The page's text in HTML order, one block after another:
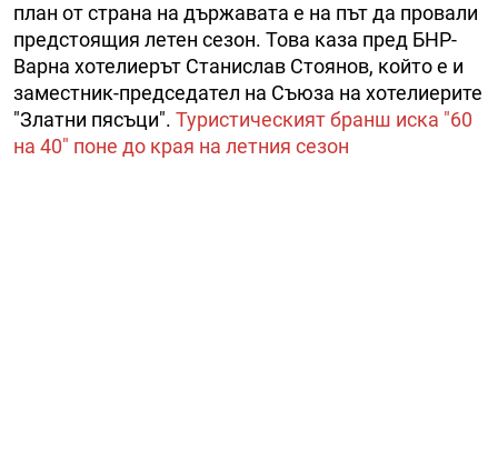
план от страна на държавата е на път да провали
предстоящия летен сезон. Това каза пред БНР-
Варна хотелиерът Станислав Стоянов, който е и
заместник-председател на Съюза на хотелиерите
"Златни пясъци". Туристическият бранш иска "60
на 40" поне до края на летния сезон